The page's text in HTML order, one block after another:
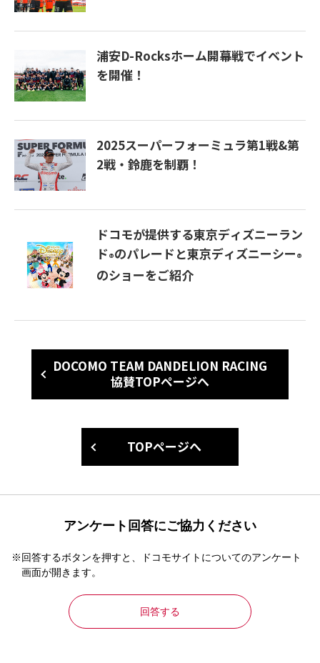
浦安D-Rocksホーム開幕戦でイベント
を開催！
2025スーパーフォーミュラ第1戦&第
2戦・鈴鹿を制覇！
ドコモが提供する東京ディズニーラン
ド®のパレードと東京ディズニーシー®
のショーをご紹介
DOCOMO TEAM DANDELION RACING
協賛TOPページへ
TOPページへ
アンケート回答にご協力ください
※回答するボタンを押すと、ドコモサイトについてのアンケート
画面が開きます。
回答する